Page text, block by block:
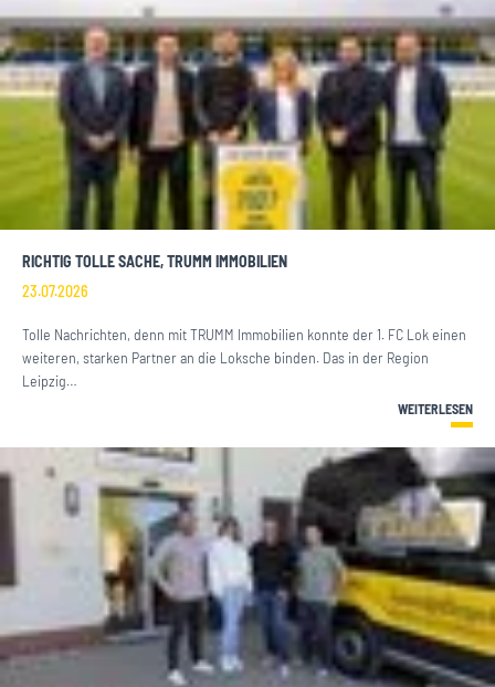
RICHTIG TOLLE SACHE, TRUMM IMMOBILIEN
23.07.2026
Tolle Nachrichten, denn mit TRUMM Immobilien konnte der 1. FC Lok einen
weiteren, starken Partner an die Loksche binden. Das in der Region
Leipzig…
WEITERLESEN